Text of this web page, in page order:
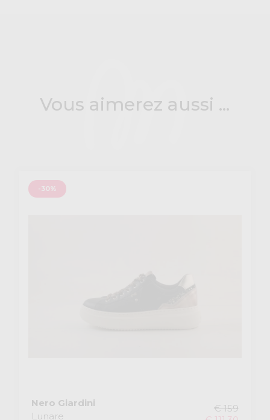
Vous aimerez aussi ...
-30%
Nero Giardini
Lunare
€ 159